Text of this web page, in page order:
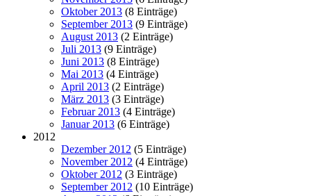
Oktober 2013 (8 Einträge)
September 2013 (9 Einträge)
August 2013 (2 Einträge)
Juli 2013 (9 Einträge)
Juni 2013 (8 Einträge)
Mai 2013 (4 Einträge)
April 2013 (2 Einträge)
März 2013 (3 Einträge)
Februar 2013 (4 Einträge)
Januar 2013 (6 Einträge)
2012
Dezember 2012 (5 Einträge)
November 2012 (4 Einträge)
Oktober 2012 (3 Einträge)
September 2012 (10 Einträge)